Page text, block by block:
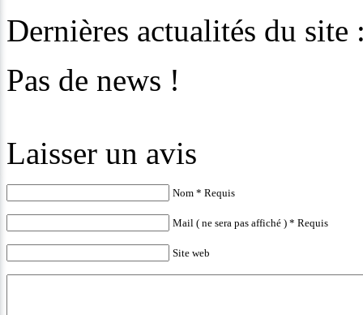
Dernières actualités du
Pas de news !
Laisser un avis
Nom * Requis
Mail ( ne sera pas affiché ) * Requis
Site web